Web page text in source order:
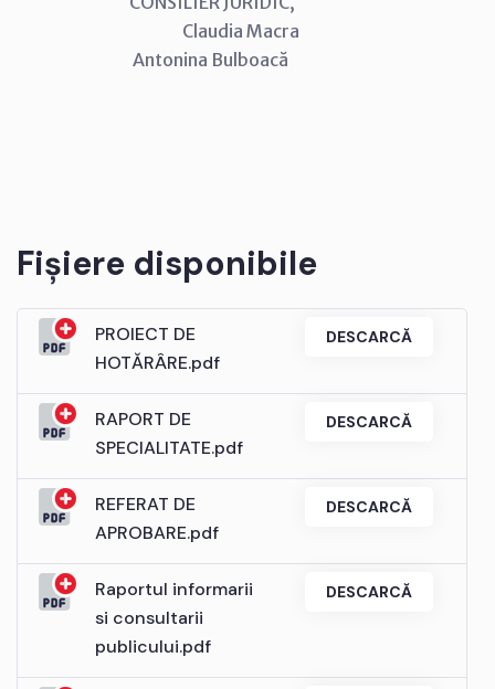
Claudia Macra
Antonina Bulboacă
Fișiere disponibile
PROIECT DE
HOTĂRÂRE.pdf
DESCARCĂ
RAPORT DE
SPECIALITATE.pdf
DESCARCĂ
REFERAT DE
APROBARE.pdf
DESCARCĂ
Raportul informarii
si consultarii
publicului.pdf
DESCARCĂ